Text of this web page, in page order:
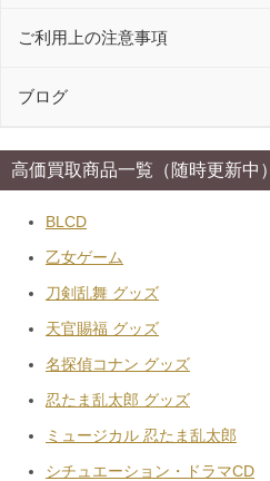
ご利用上の注意事項
ブログ
高価買取商品一覧（随時更新中）
BLCD
乙女ゲーム
刀剣乱舞 グッズ
天官賜福 グッズ
名探偵コナン グッズ
忍たま乱太郎 グッズ
ミュージカル 忍たま乱太郎
シチュエーション・ドラマCD